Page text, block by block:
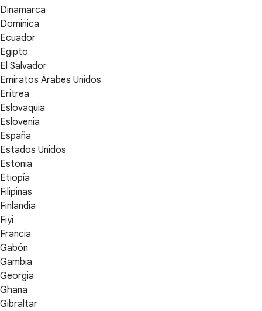
Dinamarca
Dominica
Ecuador
Egipto
El Salvador
Emiratos Árabes Unidos
Eritrea
Eslovaquia
Eslovenia
España
Estados Unidos
Estonia
Etiopía
Filipinas
Finlandia
Fiyi
Francia
Gabón
Gambia
Georgia
Ghana
Gibraltar